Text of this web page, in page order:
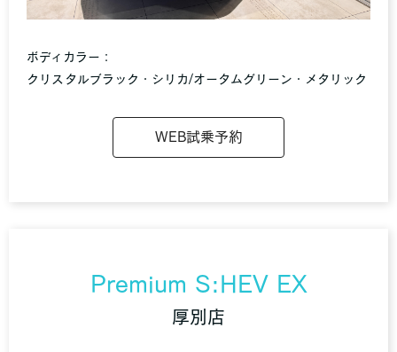
ボディカラー：
クリスタルブラック・シリカ/オータムグリーン・メタリック
WEB試乗予約
Premium S:HEV EX
厚別店